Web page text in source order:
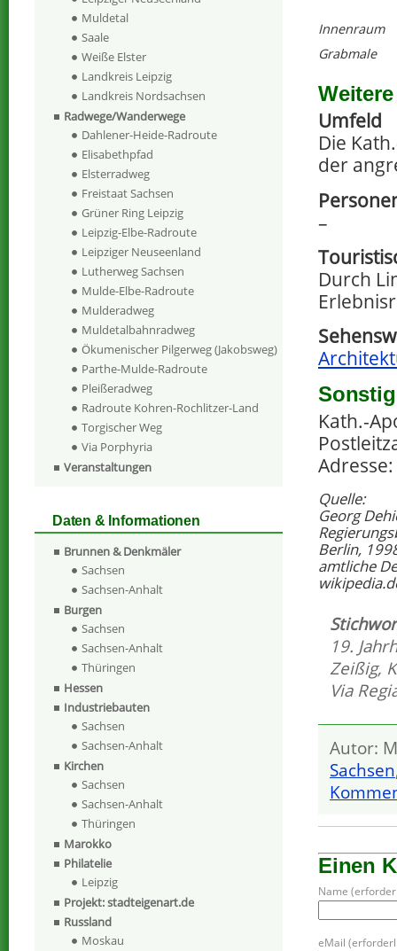
Innenraum
Grabmale
Umfeld
Die
der
–
Durch
Kath.-
Quelle:
Georg
Berlin,
amtliche
19.
Zeißig,
Via
Autor:
Sachsen
Einen
Name
eMail
Muldetal
Saale
Weiße Elster
Landkreis Leipzig
Landkreis Nordsachsen
Radwege/Wanderwege
Dahlener-Heide-Radroute
Elisabethpfad
Elsterradweg
Freistaat Sachsen
Grüner Ring Leipzig
Leipzig-Elbe-Radroute
Leipziger Neuseenland
Lutherweg Sachsen
Mulde-Elbe-Radroute
Mulderadweg
Muldetalbahnradweg
Ökumenischer Pilgerweg (Jakobsweg)
Parthe-Mulde-Radroute
Pleißeradweg
Radroute Kohren-Rochlitzer-Land
Torgischer Weg
Via Porphyria
Veranstaltungen
Daten & Informationen
Brunnen & Denkmäler
Sachsen
Sachsen-Anhalt
Burgen
Sachsen
Sachsen-Anhalt
Thüringen
Hessen
Industriebauten
Sachsen
Sachsen-Anhalt
Kirchen
Sachsen
Sachsen-Anhalt
Thüringen
Marokko
Philatelie
Leipzig
Projekt: stadteigenart.de
Russland
Moskau